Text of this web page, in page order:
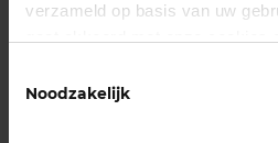
verzameld op basis van uw
Noodzakelijk
essentieel voor het
thuiswerkkosten. Bewaar
facturen en
van je werkuren en het